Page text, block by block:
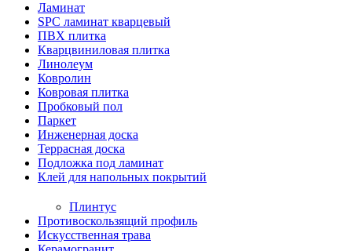
Ламинат
SPC ламинат кварцевый
ПВХ плитка
Кварцвиниловая плитка
Линолеум
Ковролин
Ковровая плитка
Пробковый пол
Паркет
Инженерная доска
Террасная доска
Подложка под ламинат
Клей для напольных покрытий
Плинтус
Противоскользящий профиль
Искусственная трава